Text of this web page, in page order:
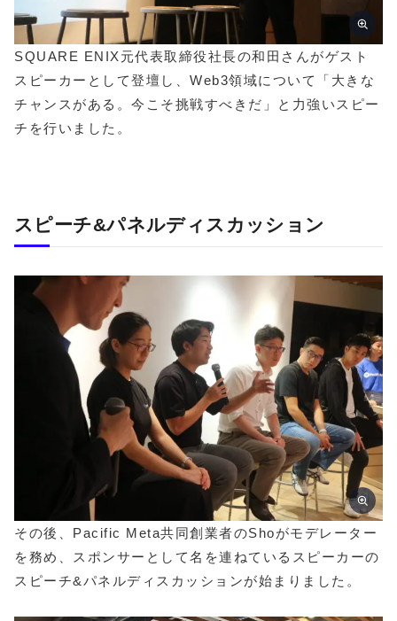
SQUARE ENIX元代表取締役社長の和田さんがゲスト
スピーカーとして登壇し、Web3領域について「大きな
チャンスがある。今こそ挑戦すべきだ」と力強いスピー
チを行いました。
スピーチ&パネルディスカッション
その後、Pacific Meta共同創業者のShoがモデレーター
を務め、スポンサーとして名を連ねているスピーカーの
スピーチ&パネルディスカッションが始まりました。